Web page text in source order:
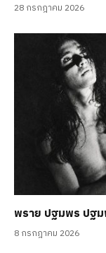
28 กรกฎาคม 2026
พราย ปฐมพร ปฐ
8 กรกฎาคม 2026